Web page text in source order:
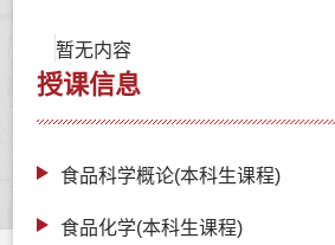
暂无内容
授课信息
食品科学概论(本科生课程)
食品化学(本科生课程)